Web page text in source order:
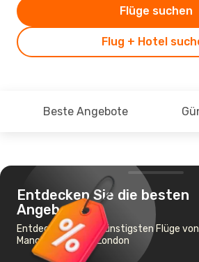
Flug + Hotel
Flüge suchen
Beste Angebote
Entdecken Sie die besten
Angebote
Entdecken Sie die günstigsten Flüge von
Manchester nach London